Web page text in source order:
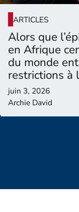
ARTICLES
Alors que
en Afrique
du monde
restrictions à
juin 3, 2026
Archie David